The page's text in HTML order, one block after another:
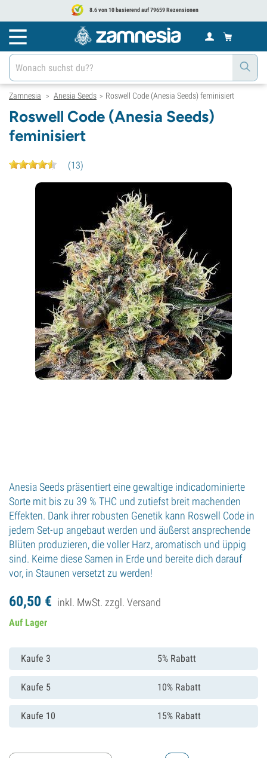
8.6 von 10 basierend auf 79659 Rezensionen
Zamnesia > Anesia Seeds > Roswell Code (Anesia Seeds) feminisiert
Roswell Code (Anesia Seeds)
feminisiert
(13)
Anesia Seeds präsentiert eine gewaltige indicadominierte
Sorte mit bis zu 39 % THC und zutiefst breit machenden
Effekten. Dank ihrer robusten Genetik kann Roswell Code in
jedem Set-up angebaut werden und äußerst ansprechende
Blüten produzieren, die voller Harz, aromatisch und üppig
sind. Keime diese Samen in Erde und bereite dich darauf
vor, in Staunen versetzt zu werden!
60,50 € inkl. MwSt. zzgl. Versand
Auf Lager
Kaufe 3 5% Rabatt
Kaufe 5 10% Rabatt
Kaufe 10 15% Rabatt